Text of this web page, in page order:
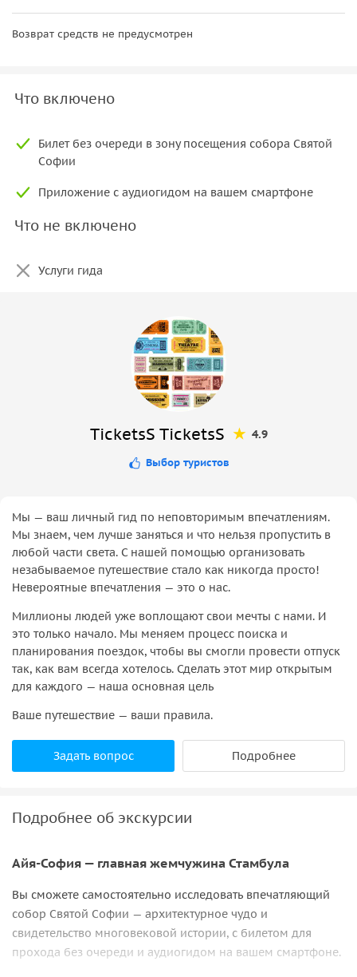
Возврат средств не предусмотрен
Что включено
Билет без очереди в зону посещения собора Святой
Софии
Приложение с аудиогидом на вашем смартфоне
Что не включено
Услуги гида
TicketsS TicketsS 4.9
Выбор туристов
Мы — ваш личный гид по неповторимым впечатлениям.
Мы знаем, чем лучше заняться и что нельзя пропустить в
любой части света. С нашей помощью организовать
незабываемое путешествие стало как никогда просто!
Невероятные впечатления — это о нас.
Миллионы людей уже воплощают свои мечты с нами. И
это только начало. Мы меняем процесс поиска и
планирования поездок, чтобы вы смогли провести отпуск
так, как вам всегда хотелось. Сделать этот мир открытым
для каждого — наша основная цель
Ваше путешествие — ваши правила.
Задать вопрос Подробнее
Подробнее об экскурсии
Айя-София — главная жемчужина Стамбула
Вы сможете самостоятельно исследовать впечатляющий
собор Святой Софии — архитектурное чудо и
свидетельство многовековой истории, с билетом для
прохода без очереди и аудиогидом на вашем смартфоне.